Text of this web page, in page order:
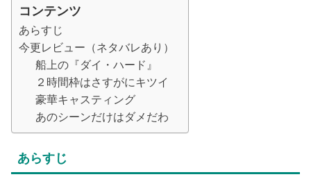
コンテンツ
あらすじ
今更レビュー（ネタバレあり）
船上の『ダイ・ハード』
２時間枠はさすがにキツイ
豪華キャスティング
あのシーンだけはダメだわ
あらすじ